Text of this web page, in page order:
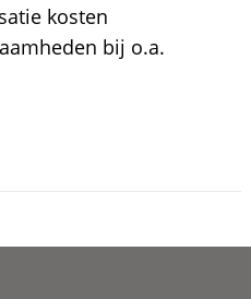
kosten
bij o.a.